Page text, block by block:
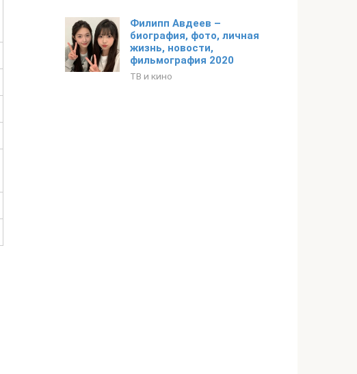
Филипп Авдеев –
биография, фото, личная
жизнь, новости,
фильмография 2020
ТВ и кино